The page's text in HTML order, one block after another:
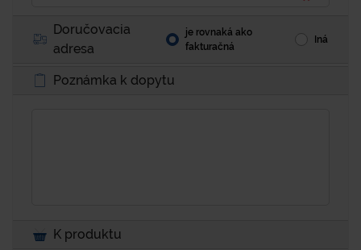
Doručovacia
adresa
je rovnaká ako
fakturačná
Iná
Poznámka k dopytu
K produktu